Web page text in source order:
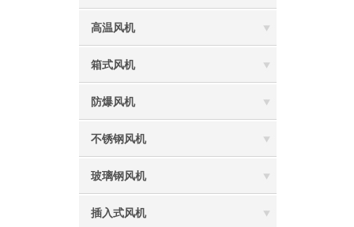
高温风机
箱式风机
防爆风机
不锈钢风机
玻璃钢风机
插入式风机